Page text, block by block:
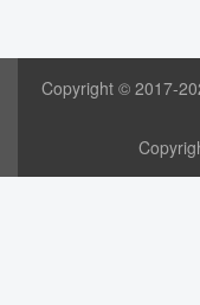
Copyright © 2017-